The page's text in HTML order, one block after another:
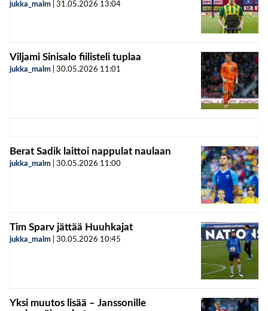
jukka_malm 31.05.2026 13:04
Viljami Sinisalo fiilisteli tuplaa
jukka_malm 30.05.2026 11:01
Berat Sadik laittoi nappulat naulaan
jukka_malm 30.05.2026 11:00
Tim Sparv jättää Huuhkajat
jukka_malm 30.05.2026 10:45
Yksi muutos lisää – Janssonille